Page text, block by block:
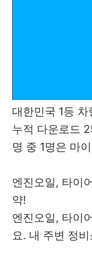
대한민국 1등 차
누적 다운로드
명 중 1명은 마
엔진오일, 타이
약!
엔진오일, 타이
요. 내 주변 정